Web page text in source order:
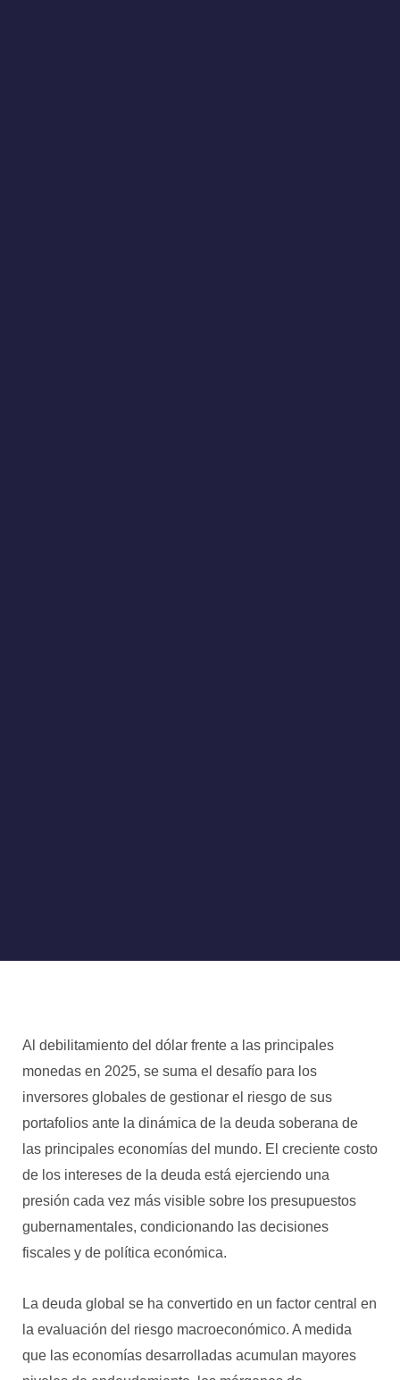
Al debilitamiento del dólar frente a las principales
monedas en 2025, se suma el desafío para los
inversores globales de gestionar el riesgo de sus
portafolios ante la dinámica de la deuda soberana de
las principales economías del mundo. El creciente costo
de los intereses de la deuda está ejerciendo una
presión cada vez más visible sobre los presupuestos
gubernamentales, condicionando las decisiones
fiscales y de política económica.
La deuda global se ha convertido en un factor central en
la evaluación del riesgo macroeconómico. A medida
que las economías desarrolladas acumulan mayores